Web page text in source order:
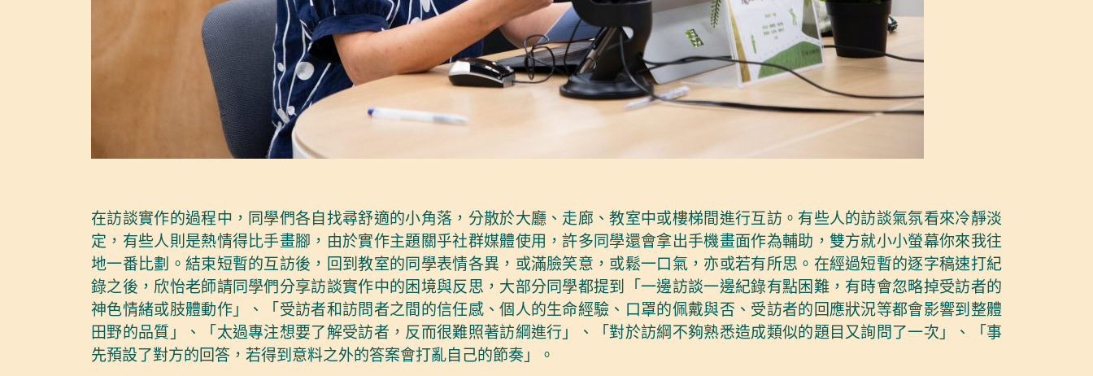
在訪談實作的過程中，同學們各自找尋舒適的小角落，分散於大廳、走廊、教室中或樓梯間進行互訪。有些人的訪談氣氛看來冷靜淡
定，有些人則是熱情得比手畫腳，由於實作主題關乎社群媒體使用，許多同學還會拿出手機畫面作為輔助，雙方就小小螢幕你來我往
地一番比劃。結束短暫的互訪後，回到教室的同學表情各異，或滿臉笑意，或鬆一口氣，亦或若有所思。在經過短暫的逐字稿速打紀
錄之後，欣怡老師請同學們分享訪談實作中的困境與反思，大部分同學都提到「一邊訪談一邊紀錄有點困難，有時會忽略掉受訪者的
神色情緒或肢體動作」、「受訪者和訪問者之間的信任感、個人的生命經驗、口罩的佩戴與否、受訪者的回應狀況等都會影響到整體
田野的品質」、「太過專注想要了解受訪者，反而很難照著訪綱進行」、「對於訪綱不夠熟悉造成類似的題目又詢問了一次」、「事
先預設了對方的回答，若得到意料之外的答案會打亂自己的節奏」。